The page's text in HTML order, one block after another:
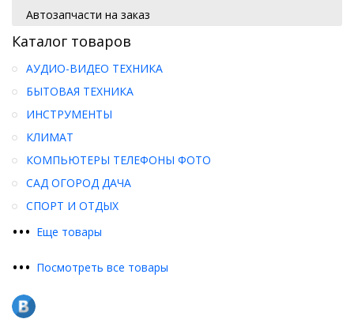
Автозапчасти на заказ
Каталог товаров
••• Еще товары
АУДИО-ВИДЕО ТЕХНИКА
БЫТОВАЯ ТЕХНИКА
ИНСТРУМЕНТЫ
КЛИМАТ
КОМПЬЮТЕРЫ ТЕЛЕФОНЫ ФОТО
САД ОГОРОД ДАЧА
СПОРТ И ОТДЫХ
••• Посмотреть все товары